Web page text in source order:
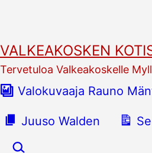
VALKEAKOSKEN
Tervetuloa Valkeakoskelle
Valokuvaaja Rauno
Juuso Walden
Hae…